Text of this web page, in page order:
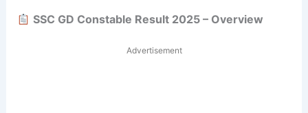
SSC GD Constable Result 2025 – Overview
Advertisement